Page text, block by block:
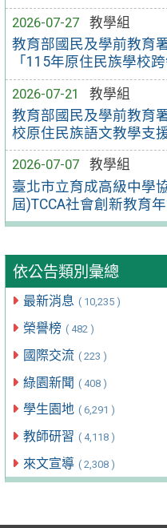
2026-07-27
教學組
教育部國民及學前教育
「115年原住民族學校
2026-07-21
教學組
教育部國民及學前教育
校原住民族語文教學支
2026-07-07
教學組
臺北市立育成高級中學
屆)TCCA社會創新教育年
依公告類別彙總
最新消息 ( 10,235 )
榮譽榜 ( 482 )
國際交流 ( 223 )
綠園新聞 ( 408 )
學生園地 ( 6,291 )
教師研習 ( 4,118 )
來文宣導 ( 2,308 )